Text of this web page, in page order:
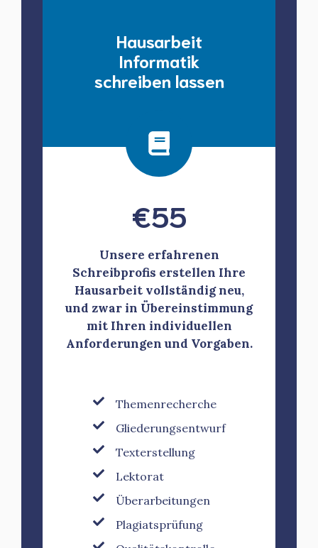
Hausarbeit
Informatik
schreiben lassen
€55
Unsere erfahrenen
Schreibprofis erstellen Ihre
Hausarbeit vollständig neu,
und zwar in Übereinstimmung
mit Ihren individuellen
Anforderungen und Vorgaben.
Themenrecherche
Gliederungsentwurf
Texterstellung
Lektorat
Überarbeitungen
Plagiatsprüfung